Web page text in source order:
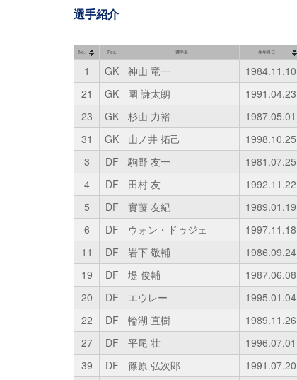
選手紹介
No. Pos. 選手名 生年月日
1 GK 神山 竜一 1984.11.10
21
GK 圍 謙太朗 1991.04.23
23
GK 杉山 力裕 1987.05.01
31
GK 山ノ井 拓己 1998.10.25
3
DF 駒野 友一 1981.07.25
4
DF 田村 友 1992.11.22
5
DF 實藤 友紀 1989.01.19
6
DF ウォン・ドゥジェ 1997.11.18
11
DF 岩下 敬輔 1986.09.24
19
DF 堤 俊輔 1987.06.08
20
DF エウレー 1995.01.04
22
DF 輪湖 直樹 1989.11.26
27
DF 平尾 壮 1996.07.01
39
DF 篠原 弘次郎 1991.07.20